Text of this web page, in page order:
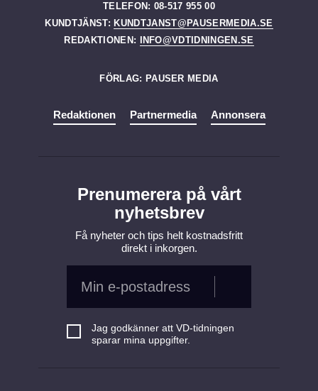
TELEFON: 08-517 955 00
KUNDTJÄNST:KUNDTJANST@PAUSERMEDIA.SE
REDAKTIONEN: INFO@VDTIDNINGEN.SE
FÖRLAG: PAUSER MEDIA
Redaktionen Partnermedia Annonsera
Prenumerera på vårt
nyhetsbrev
Få nyheter och tips helt kostnadsfritt
direkt i inkorgen.
Jag godkänner att VD-tidningen
sparar mina uppgifter.